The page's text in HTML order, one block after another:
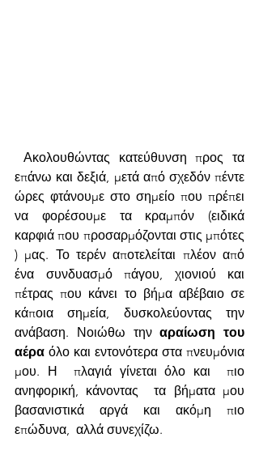
επάνω και δεξιά, μετά από σχεδόν πέντε
ώρες φτάνουμε στο σημείο που πρέπει
να φορέσουμε τα κραμπόν (ειδικά
καρφιά που προσαρμόζονται στις μπότες
) μας. Το τερέν αποτελείται πλέον από
ένα συνδυασμό πάγου, χιονιού και
πέτρας που κάνει το βήμα αβέβαιο σε
κάποια σημεία, δυσκολεύοντας την
ανάβαση. Νοιώθω την αραίωση του
αέρα όλο και εντονότερα στα πνευμόνια
μου. Η  πλαγιά γίνεται όλο και  πιο
ανηφορική, κάνοντας  τα βήματα μου
βασανιστικά αργά και ακόμη πιο
επώδυνα,  αλλά συνεχίζω.